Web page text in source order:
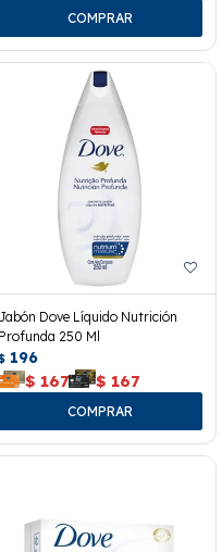
Jabón Dove Líquido Nutrición
Profunda 250 Ml
196
$ 167 $ 167